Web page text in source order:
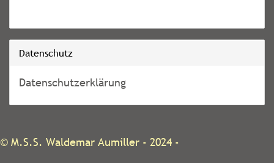
Datenschutz
Datenschutzerklärung
© M.S.S. Waldemar Aumiller - 2024 -